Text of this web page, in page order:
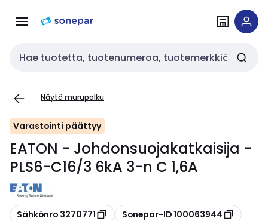
navigointiinsisältöön
Haku
Näytä murupolku
Varastointi päättyy
EATON - Johdonsuojakatkaisija -
PLS6-C16/3 6kA 3-n C 1,6A
Kopioi
Sähkönro 3270771 Kopioi
Sonepar-ID 100063944